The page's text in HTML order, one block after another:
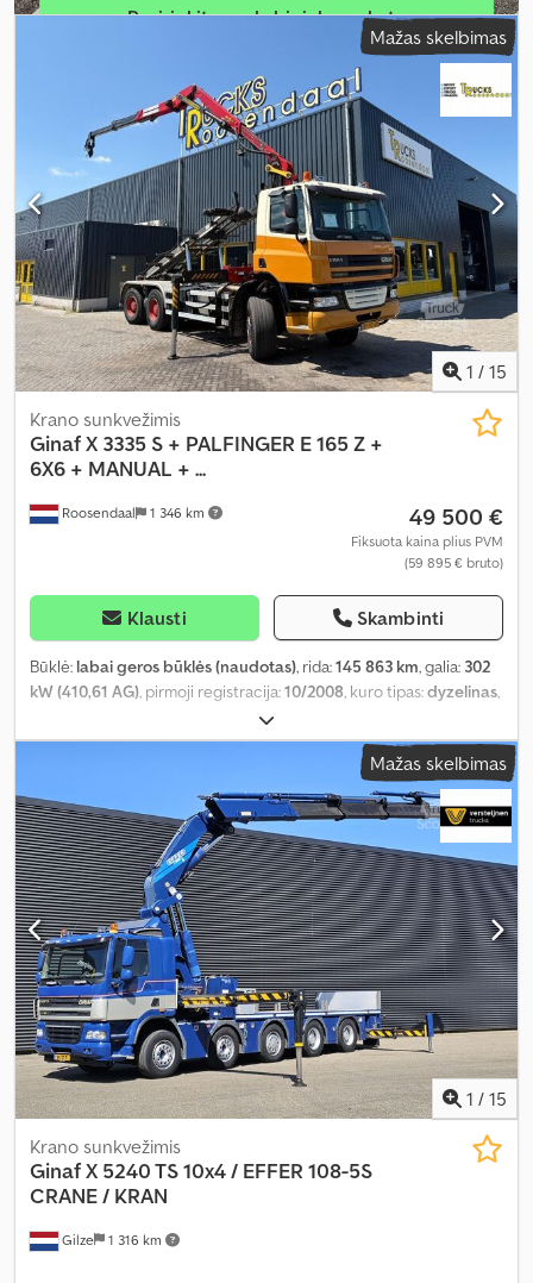
Pasirinkite prekybininko paketą
Sukurti atskirą skelbimą
Mažas skelbimas
1 / 15
Roosendaal 1 346 km
Krano sunkvežimis
GinafX 3335 S + PALFINGER E 165 Z +
6X6 + MANUAL + ...
49 500 €
Fiksuota kaina plius PVM
(59 895 € bruto)
Klausti Skambinti
Būklė: labai geros būklės (naudotas), rida:145 863 km, galia: 302
kW (410,61 AG), pirmoji registracija:10/2008, kuro tipas:dyzelinas,
, ratų bazė:6 200 mm
spalva:kitas, vairuotojo kabina:dieninė kabina, pavaros tipas:
, sėdimų vietų skaičius:2,
bendras ilgis:
8 820 mm, bendras plotis:2 550 mm, Gamybos
metai:2008, Įranga:kranas,
Mažas skelbimas
1 / 15
Gilze 1 316 km
Krano sunkvežimis
GinafX 5240 TS 10x4 / EFFER 108-5S
CRANE / KRAN